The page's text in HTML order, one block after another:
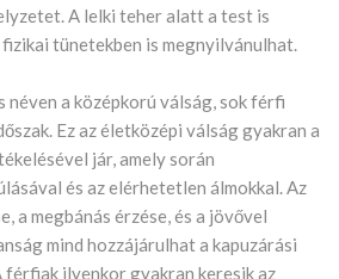
A lelki teher alatt a test is
tünetekben is megnyilvánulhat.
néven a középkorú válság, sok férfi
Ez az életközépi válság gyakran a
jár, amely során
és az elérhetetlen álmokkal. Az
a megbánás érzése, és a jövővel
mind hozzájárulhat a kapuzárási
férfiak ilyenkor gyakran keresik az